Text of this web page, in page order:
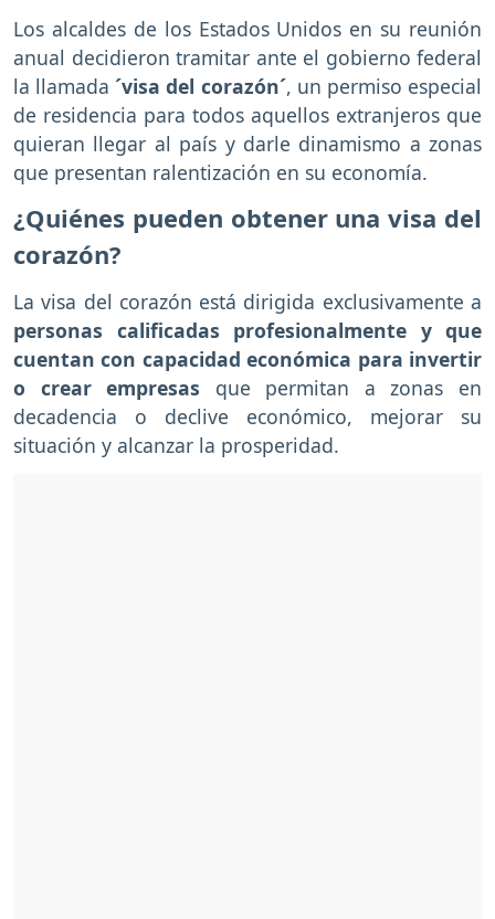
Los alcaldes de los Estados Unidos en su reunión
anual decidieron tramitar ante el gobierno federal
la llamada´visa del corazón´, un permiso especial
de residencia para todos aquellos extranjeros que
quieran llegar al país y darle dinamismo a zonas
que presentan ralentización en su economía.
¿Quiénes pueden obtener una visa del
corazón?
La visa del corazón está dirigida exclusivamente a
personas calificadas profesionalmente y que
cuentan con capacidad económica para invertir
o crear empresas que permitan a zonas en
decadencia o declive económico, mejorar su
situación y alcanzar la prosperidad.